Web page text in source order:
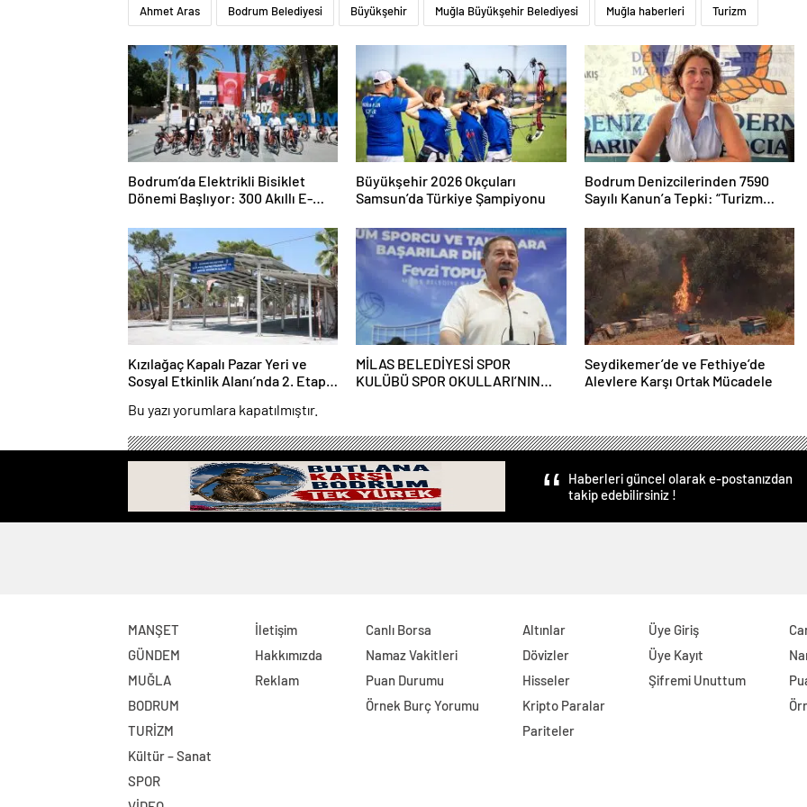
Ahmet Aras Bodrum Belediyesi Büyükşehir Muğla Büyükşehir Belediyesi Muğla haberleri Turizm
Bodrum’da Elektrikli Bisiklet
Dönemi Başlıyor: 300 Akıllı E-
Büyükşehir 2026 Okçuları
Samsun’da Türkiye Şampiyonu
Bodrum Denizcilerinden 7590
Sayılı Kanun’a Tepki: “Turizm
Konuldu”
Kızılağaç Kapalı Pazar Yeri ve
Sosyal Etkinlik Alanı’nda 2. Etap
MİLAS BELEDİYESİ SPOR
KULÜBÜ SPOR OKULLARI’NIN
Seydikemer’de ve Fethiye’de
Alevlere Karşı Ortak Mücadele
Bu yazı yorumlara kapatılmıştır.
Haberleri güncel olarak e-postanızdan
takip edebilirsiniz !
MANŞET
GÜNDEM
MUĞLA
BODRUM
TURİZM
Kültür – Sanat
SPOR
İletişim
Hakkımızda
Reklam
Canlı Borsa
Namaz Vakitleri
Puan Durumu
Örnek Burç Yorumu
Altınlar
Dövizler
Hisseler
Kripto Paralar
Pariteler
Üye Giriş
Üye Kayıt
Şifremi Unuttum